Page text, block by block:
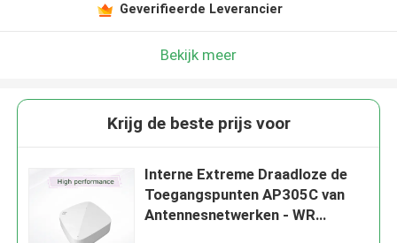
Geverifieerde Leverancier
Bekijk meer
Krijg de beste prijs voor
Interne Extreme Draadloze de
Toegangspunten AP305C van
Antennesnetwerken - WR